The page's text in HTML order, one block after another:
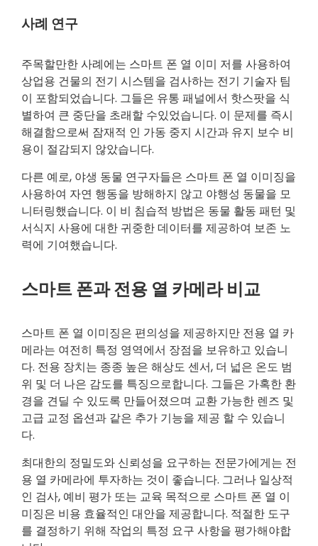
사례 연구
주목할만한 사례에는 스마트 폰 열 이미 저를 사용하여
상업용 건물의 전기 시스템을 검사하는 전기 기술자 팀
이 포함되었습니다. 그들은 유통 패널에서 핫스팟을 식
별하여 큰 중단을 초래할 수있었습니다. 이 문제를 즉시
해결함으로써 잠재적 인 가동 중지 시간과 유지 보수 비
용이 절감되지 않았습니다.
다른 예로, 야생 동물 연구자들은 스마트 폰 열 이미징을
사용하여 자연 행동을 방해하지 않고 야행성 동물을 모
니터링했습니다. 이 비 침습적 방법은 동물 활동 패턴 및
서식지 사용에 대한 귀중한 데이터를 제공하여 보존 노
력에 기여했습니다.
스마트 폰과 전용 열 카메라 비교
스마트 폰 열 이미징은 편의성을 제공하지만 전용 열 카
메라는 여전히 특정 영역에서 장점을 보유하고 있습니
다. 전용 장치는 종종 높은 해상도 센서, 더 넓은 온도 범
위 및 더 나은 감도를 특징으로합니다. 그들은 가혹한 환
경을 견딜 수 있도록 만들어졌으며 교환 가능한 렌즈 및
고급 교정 옵션과 같은 추가 기능을 제공 할 수 있습니
다.
최대한의 정밀도와 신뢰성을 요구하는 전문가에게는 전
용 열 카메라에 투자하는 것이 좋습니다. 그러나 일상적
인 검사, 예비 평가 또는 교육 목적으로 스마트 폰 열 이
미징은 비용 효율적인 대안을 제공합니다. 적절한 도구
를 결정하기 위해 작업의 특정 요구 사항을 평가해야합